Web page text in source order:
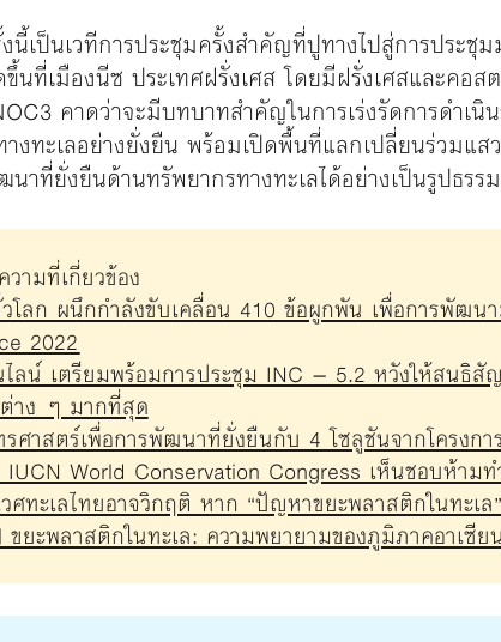
นี้เป็นเวทีการประชุมครั้งสำคัญที่ปูทางไปสู่การประ
นที่เมืองนีซ ประเทศฝรั่งเศส โดยมีฝรั่งเศสและคอส
คาดว่าจะมีบทบาทสำคัญในการเร่งรัดการดำเนิ
งทะเลอย่างยั่งยืน พร้อมเปิดพื้นที่แลกเปลี่ยนร่วมแ
าที่ยั่งยืนด้านทรัพยากรทางทะเลได้อย่างเป็นรูปธรร
ามที่เกี่ยวข้อง
โลก ผนึกกำลังขับเคลื่อน 410 ข้อผูกพัน เพื่อการพัฒ
2022
ลน์ เตรียมพร้อมการประชุม INC – 5.2 หวังให้สนธิ
ต่าง ๆ มากที่สุด
ศาสตร์เพื่อการพัฒนาที่ยั่งยืนกับ 4 โซลูชันจากโครงก
World Conservation Congress เห็นชอบห้ามท
ทะเลไทยอาจวิกฤติ หาก “ปัญหาขยะพลาสติกในทะเ
ยะพลาสติกในทะเล: ความพยายามของภูมิภาคอาเซีย